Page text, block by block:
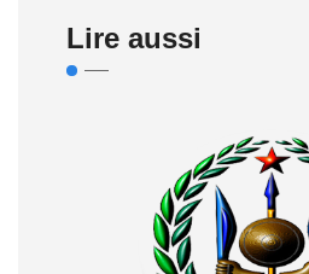
Lire aussi